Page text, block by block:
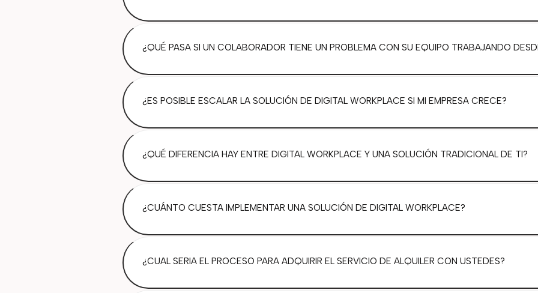
¿QUÉ PASA SI UN COLABORADOR TIENE UN PROBLEMA CON SU EQUIPO TRABAJANDO
¿ES POSIBLE ESCALAR LA SOLUCIÓN DE DIGITAL WORKPLACE SI MI EMPRESA CRECE?
¿QUÉ DIFERENCIA HAY ENTRE DIGITAL WORKPLACE Y UNA SOLUCIÓN TRADICIONAL DE TI?
¿CUÁNTO CUESTA IMPLEMENTAR UNA SOLUCIÓN DE DIGITAL WORKPLACE?
¿CUAL SERIA EL PROCESO PARA ADQUIRIR EL SERVICIO DE ALQUILER CON USTEDES?